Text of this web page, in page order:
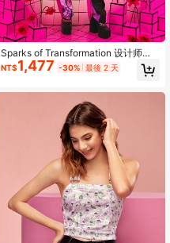
Sparks of Transformation 设计师款
女式图案羊腿袖连体裤，秋季，适合
秋冬季、假期、节日
NT$1,477 -30% 最後 2 天